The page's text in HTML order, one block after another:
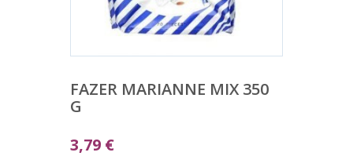
FAZER MARIANNE MIX 350
G
3,79 €